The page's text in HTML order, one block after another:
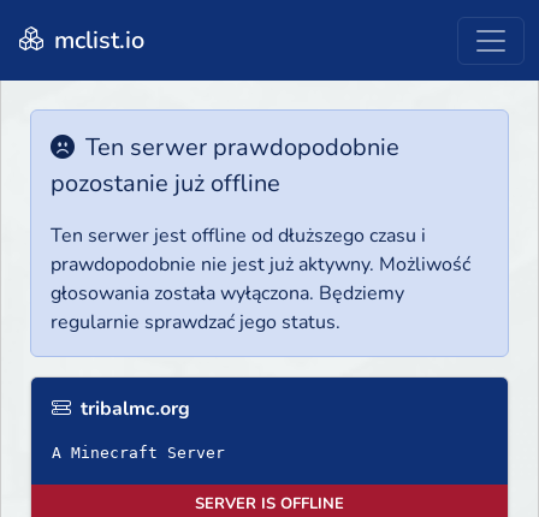
mclist.io
Ten serwer prawdopodobnie
pozostanie już offline
Ten serwer jest offline od dłuższego czasu i
prawdopodobnie nie jest już aktywny. Możliwość
głosowania została wyłączona. Będziemy
regularnie sprawdzać jego status.
tribalmc.org
A Minecraft Server
SERVER IS OFFLINE